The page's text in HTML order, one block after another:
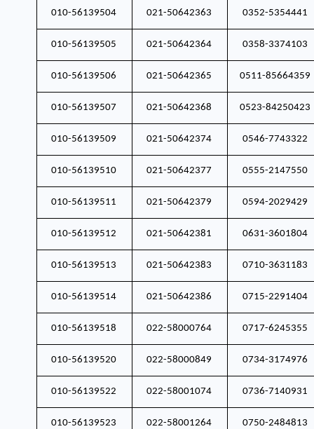
010-56139504 021-50642363 0352-5354441
010-56139505 021-50642364 0358-3374103
010-56139506 021-50642365 0511-85664359
010-56139507 021-50642368 0523-84250423
010-56139509 021-50642374 0546-7743322
010-56139510 021-50642377 0555-2147550
010-56139511 021-50642379 0594-2029429
010-56139512 021-50642381 0631-3601804
010-56139513 021-50642383 0710-3631183
010-56139514 021-50642386 0715-2291404
010-56139518 022-58000764 0717-6245355
010-56139520 022-58000849 0734-3174976
010-56139522 022-58001074 0736-7140931
010-56139523 022-58001264 0750-2484813